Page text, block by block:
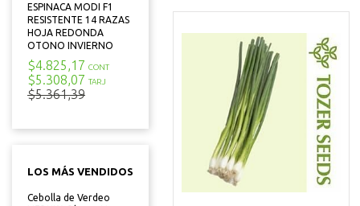
ESPINACA MODI F1
RESISTENTE 14 RAZAS
HOJA REDONDA
OTONO INVIERNO
$4.825,17 CONT
$5.308,07 TARJ
$5.361,39
LOS MÁS VENDIDOS
Cebolla de Verdeo